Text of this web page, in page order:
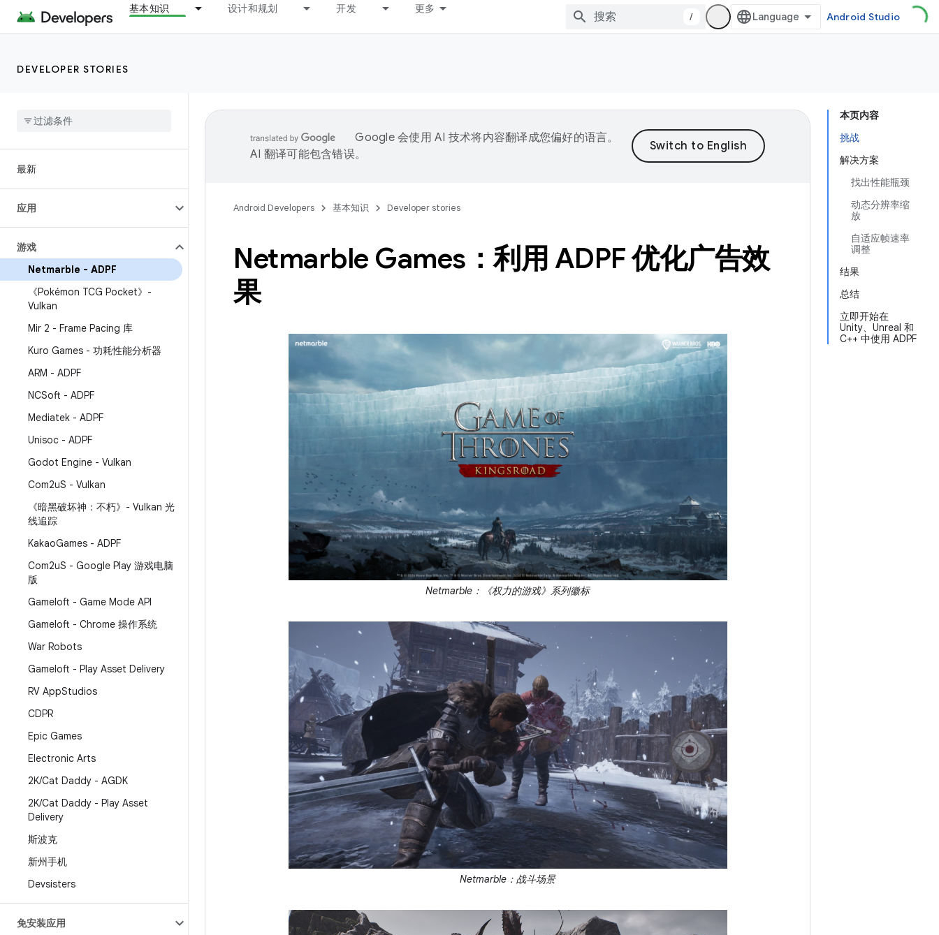
基本知识 设计和规划 开发 更多
/ Android Studio
DEVELOPER STORIES
最新
应用
游戏
Netmarble - ADPF
《Pokémon TCG Pocket》-
Vulkan
Mir 2 - Frame Pacing 库
Kuro Games - 功耗性能分析器
ARM - ADPF
NCSoft - ADPF
Mediatek - ADPF
Unisoc - ADPF
Godot Engine - Vulkan
Com2uS - Vulkan
《暗黑破坏神：不朽》- Vulkan 光
线追踪
KakaoGames - ADPF
Com2uS - Google Play 游戏电脑
版
Gameloft - Game Mode API
Gameloft - Chrome 操作系统
War Robots
Gameloft - Play Asset Delivery
RV AppStudios
CDPR
Epic Games
Electronic Arts
2K/Cat Daddy - AGDK
2K/Cat Daddy - Play Asset
Delivery
斯波克
新州手机
Devsisters
免安装应用
本页内容
挑战
解决方案
找出性能瓶颈
动态分辨率缩
放
自适应帧速率
调整
结果
总结
立即开始在
Unity、Unreal 和
C++ 中使用 ADPF
Google 会使用 AI 技术将内容翻译成您偏好的语言。
AI 翻译可能包含错误。
Android Developers 基本知识 Developer stories
Netmarble Games：利用 ADPF 优化广告效
果
Netmarble：《权力的游戏》系列徽标
Netmarble：战斗场景